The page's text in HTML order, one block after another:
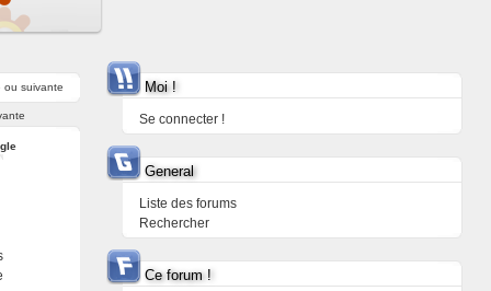
ou suivante Moi !
Se connecter !
General
Liste des forums
Rechercher
Ce forum !